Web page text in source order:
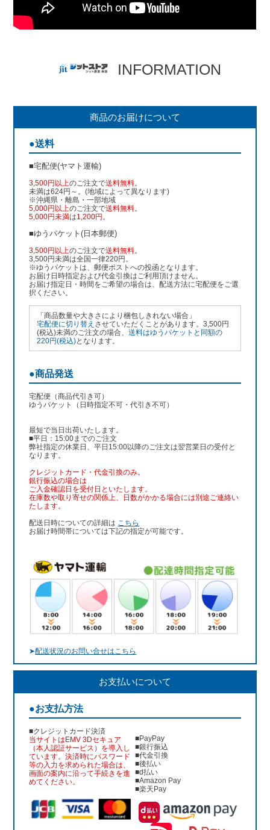
INFORMATION
商品のお届けについて
●送料
■宅配便(ヤマト運輸)
3,500円以上のご注文で送料無料。
未満は624円～。(地域によって異なります)
※沖縄県・離島・一部地域
5,000円以上のご注文で送料無料。
5,000円未満は1,200円 。
■ゆうパケット(日本郵便)
3,500円以上のご注文で送料無料。
3,500円未満は全国一律220円。
※ゆうパケットは、郵便ポストへの投函となります。
お届け日時指定および代金引換はご利用頂けません。
お届け指定日・時間をご希望の場合は、配送方法に宅配便をご選
択ください。
「商品数量や大きさにより梱包しきれない場合」
宅配便に切り替え させていただくことがあります。3,500円
(税込)未満のご注文の場合、送料はゆうパケットと同額の
220円(税込)となります。
●商品発送
宅配便（商品代引き可）
ゆうパケット（日時指定不可・代引き不可）
最短で当日出荷いたします。
■平日：15:00までのご注文
弊社指定の休業日、平日15:00以降のご注文は翌営業日の受付と
なります。
クレジットカード・代金引換のみ。
銀行振込の場合は
ご入金確認日を受付日といたします。
在庫数や取り寄せの関係上、日数がかかる場合には別途ご連絡い
たします。
配送日時についての詳細は こちら
お届け時間帯については下記の指定が可能です。
➤配送状況のお問い合せはこちら
お支払いについて
●お支払方法
■クレジットカード決済
当サイトはEMV 3Dセキュア
（本人認証サービス）を導入し
ています。決済時にパスワード
等の入力を求められた場合は、
画面の案内に沿って手続きを進
めてください。
■PayPay
■銀行振込
■代金引換
■後払い
■d払い
■Amazon Pay
■楽天Pay